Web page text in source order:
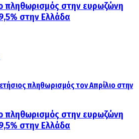
πληθωρισμός στην ευρωζώνη
στην Ελλάδα
πληθωρισμός στην ευρωζώνη
στην Ελλάδα